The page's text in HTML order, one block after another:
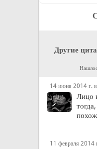
Другие
14 июня 2014 г.
Лицо
11 февраля 2014